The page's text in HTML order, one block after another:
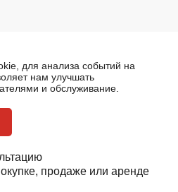
, для анализа событий на
нам улучшать
и обслуживание.
продаже или аренде